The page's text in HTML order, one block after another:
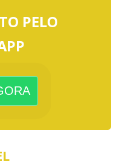
PELO